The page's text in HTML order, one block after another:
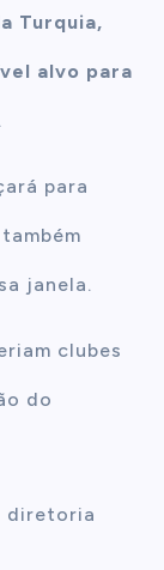
Turquia,
alvo para
.
para
janela.
clubes
do
diretoria